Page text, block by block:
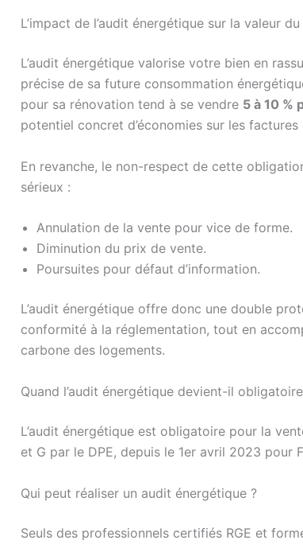
L’impact de l’audit énergétique sur la valeur
L’audit énergétique valorise votre bien en
précise de sa future consommation
pour sa rénovation tend à se vendre 5 à 10 %
potentiel concret d’économies sur les
En revanche, le non-respect de cette
sérieux :
Annulation de la vente pour vice de forme.
Diminution du prix de vente.
Poursuites pour défaut d’information.
L’audit énergétique offre donc une double
conformité à la réglementation, tout en
carbone des logements.
Quand l’audit énergétique devient-il
L’audit énergétique est obligatoire pour la
et G par le DPE, depuis le 1er avril 2023 pour
Qui peut réaliser un audit énergétique ?
Seuls des professionnels certifiés RGE et